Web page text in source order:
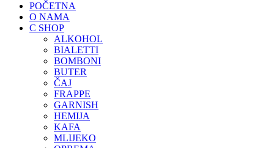
POČETNA
O NAMA
C SHOP
ALKOHOL
BIALETTI
BOMBONI
BUTER
ČAJ
FRAPPE
GARNISH
HEMIJA
KAFA
MLIJEKO